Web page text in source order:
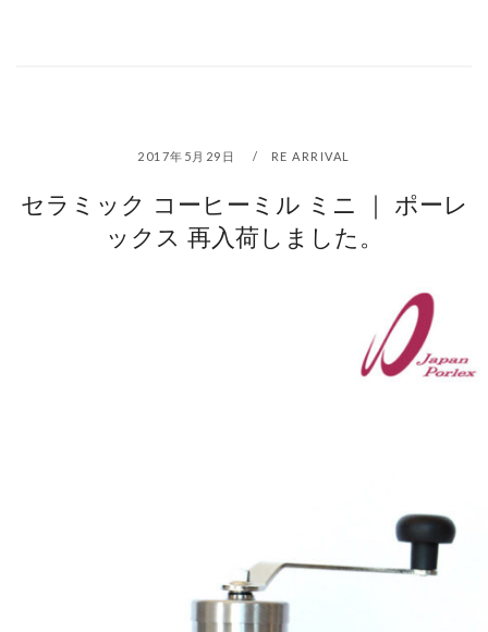
2017年5月29日 RE ARRIVAL
セラミック コーヒーミル ミニ ｜ ポーレ
ックス 再入荷しました。